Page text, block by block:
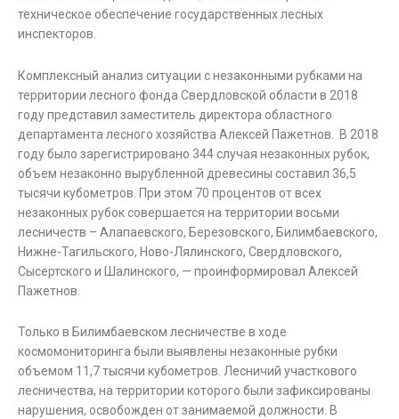
техническое обеспечение государственных лесных
инспекторов.
Комплексный анализ ситуации с незаконными рубками на
территории лесного фонда Свердловской области в 2018
году представил заместитель директора областного
департамента лесного хозяйства Алексей Пажетнов. В 2018
году было зарегистрировано 344 случая незаконных рубок,
объем незаконно вырубленной древесины составил 36,5
тысячи кубометров. При этом 70 процентов от всех
незаконных рубок совершается на территории восьми
лесничеств – Алапаевского, Березовского, Билимбаевского,
Нижне-Тагильского, Ново-Лялинского, Свердловского,
Сысертского и Шалинского, — проинформировал Алексей
Пажетнов.
Только в Билимбаевском лесничестве в ходе
космомониторинга были выявлены незаконные рубки
объемом 11,7 тысячи кубометров. Лесничий участкового
лесничества, на территории которого были зафиксированы
нарушения, освобожден от занимаемой должности. В